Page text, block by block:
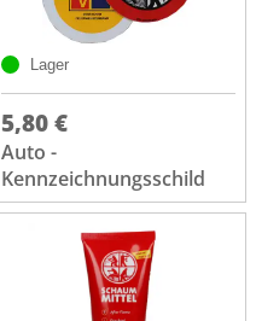
Lager
5,80 €
Auto -
Kennzeichnungsschild